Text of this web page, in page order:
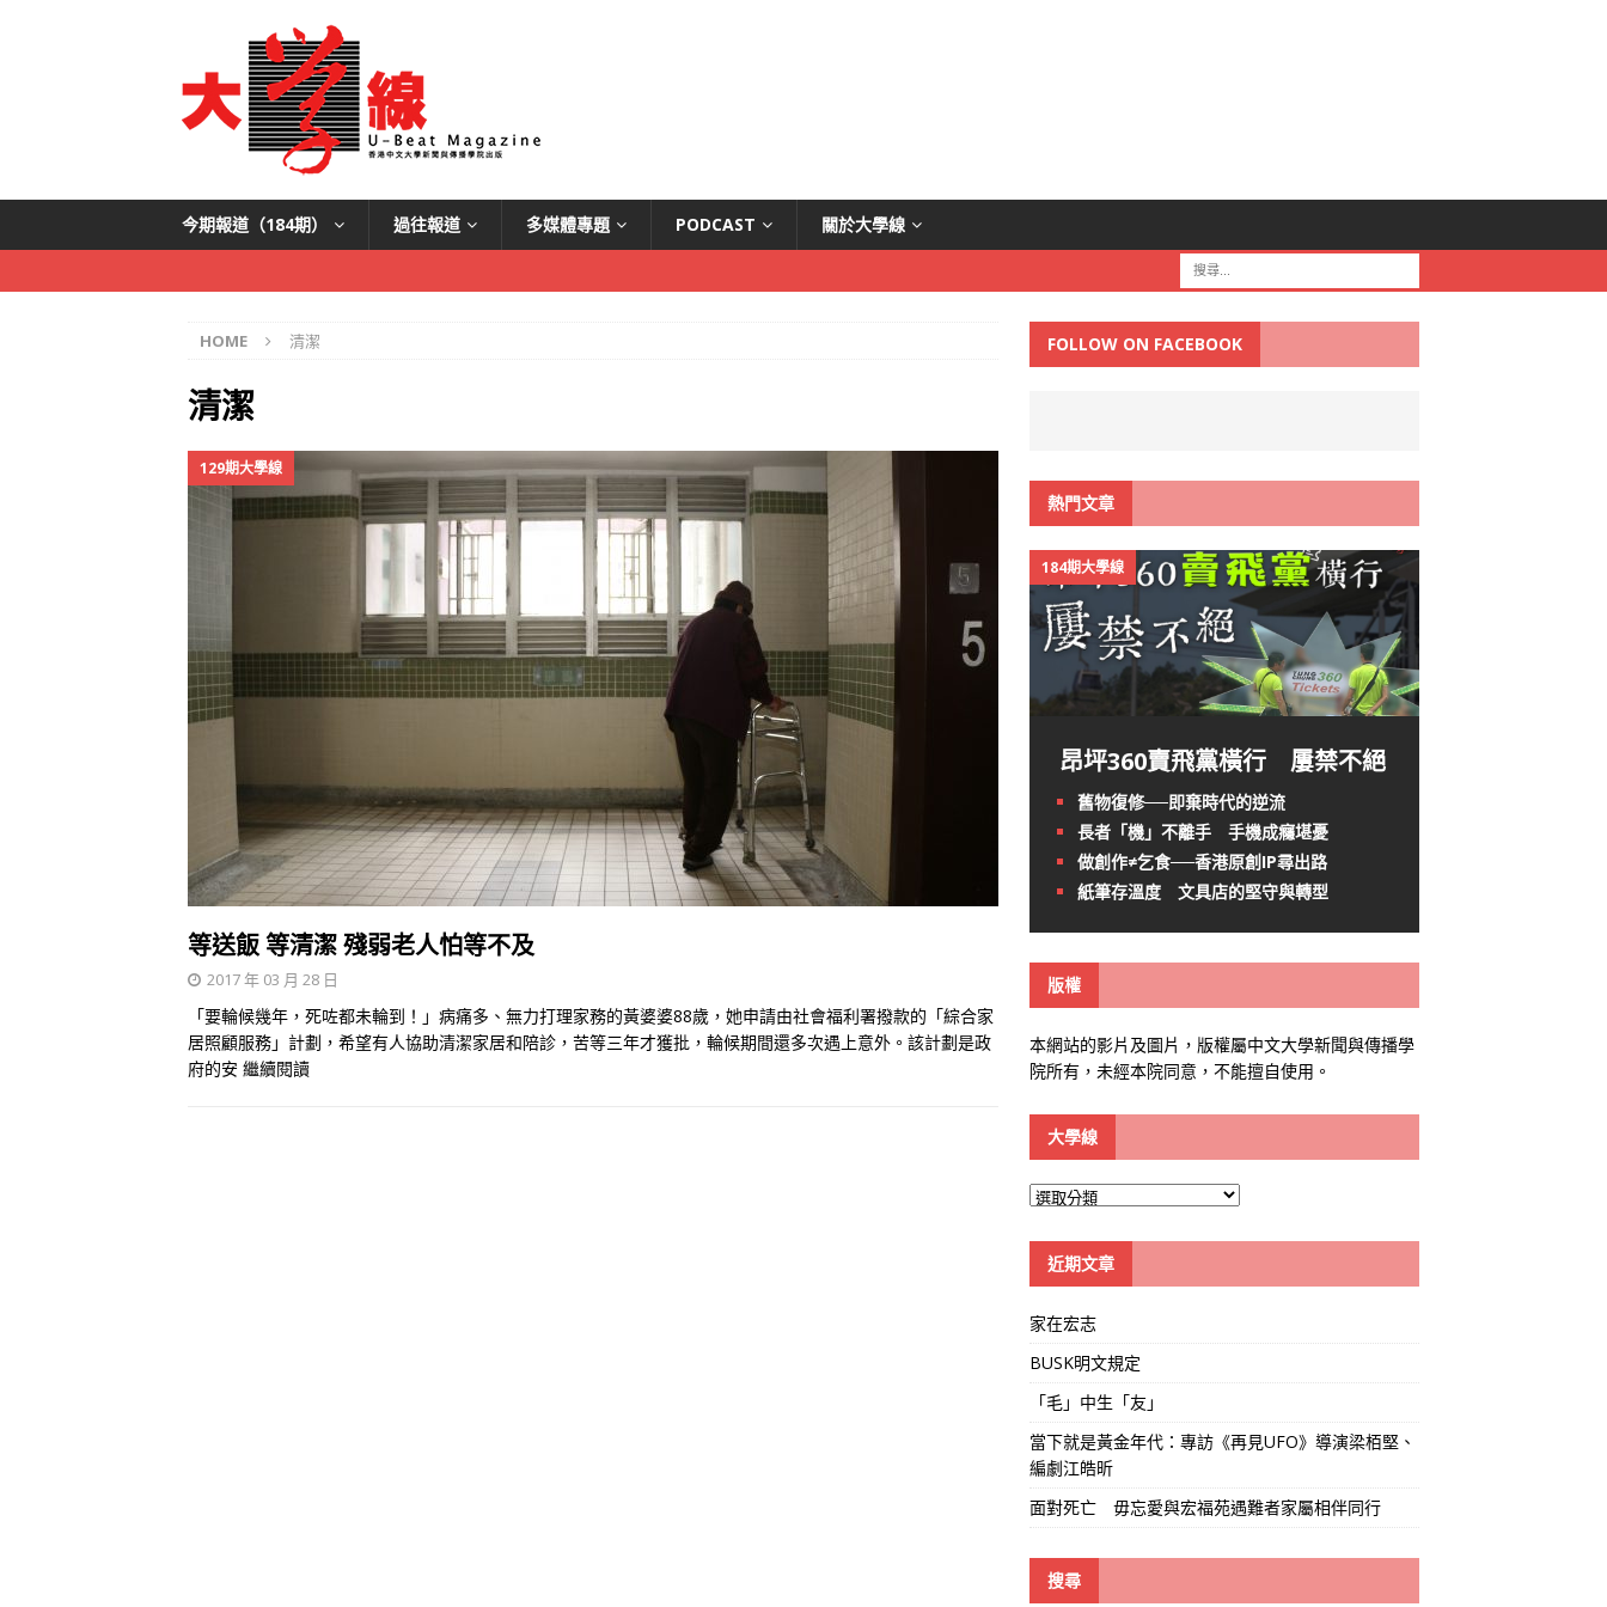
今期報道（184期） 過往報道 多媒體專題 PODCAST 關於大學線
HOME 清潔
清潔
129期大學線
等送飯 等清潔 殘弱老人怕等不及
2017 年 03 月 28 日
「要輪候幾年，死咗都未輪到！」病痛多、無力打理家務的黃婆婆88歲，她申請由社會福利署撥款的「綜合家
居照顧服務」計劃，希望有人協助清潔家居和陪診，苦等三年才獲批，輪候期間還多次遇上意外。該計劃是政
府的安 繼續閱讀
FOLLOW ON FACEBOOK
熱門文章
184期大學線
昂坪360賣飛黨橫行 屢禁不絕
舊物復修──即棄時代的逆流
長者「機」不離手 手機成癮堪憂
做創作≠乞食──香港原創IP尋出路
紙筆存溫度 文具店的堅守與轉型
版權
本網站的影片及圖片，版權屬中文大學新聞與傳播學
院所有，未經本院同意，不能擅自使用。
大學線
大
線
近期文章
家在宏志
BUSK明文規定
「毛」中生「友」
當下就是黃金年代：專訪《再見UFO》導演梁栢堅、
編劇江皓昕
面對死亡 毋忘愛與宏福苑遇難者家屬相伴同行
搜尋